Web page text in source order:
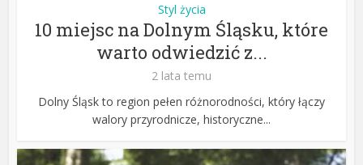
Styl życia
10 miejsc na Dolnym Śląsku, które
warto odwiedzić z...
2 lata temu
Dolny Śląsk to region pełen różnorodności, który łączy
walory przyrodnicze, historyczne...